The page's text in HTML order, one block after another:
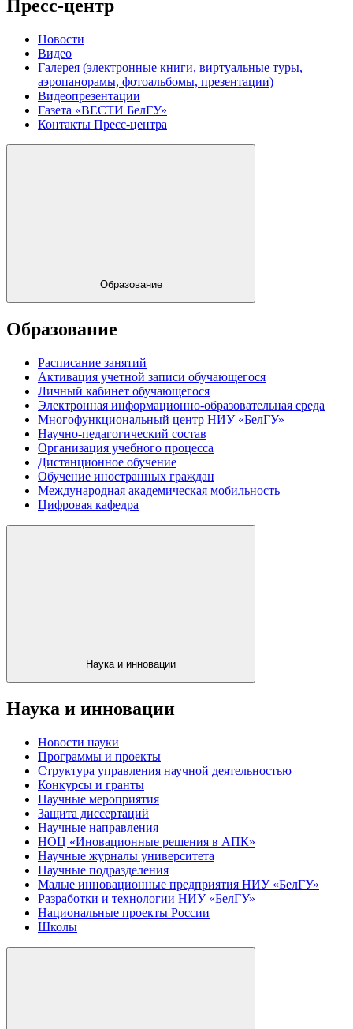
Пресс-центр
Новости
Видео
Галерея (электронные книги, виртуальные туры,
аэропанорамы, фотоальбомы, презентации)
Видеопрезентации
Газета «ВЕСТИ БелГУ»
Контакты Пресс-центра
Образование
Образование
Расписание занятий
Активация учетной записи обучающегося
Личный кабинет обучающегося
Электронная информационно-образовательная среда
Многофункциональный центр НИУ «БелГУ»
Научно-педагогический состав
Организация учебного процесса
Дистанционное обучение
Обучение иностранных граждан
Международная академическая мобильность
Цифровая кафедра
Наука и инновации
Наука и инновации
Новости науки
Программы и проекты
Структура управления научной деятельностью
Конкурсы и гранты
Научные мероприятия
Защита диссертаций
Научные направления
НОЦ «Иновационные решения в АПК»
Научные журналы университета
Научные подразделения
Малые инновационные предприятия НИУ «БелГУ»
Разработки и технологии НИУ «БелГУ»
Национальные проекты России
Школы